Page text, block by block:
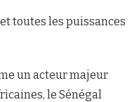
toutes les puissances
un acteur majeur
le Sénégal